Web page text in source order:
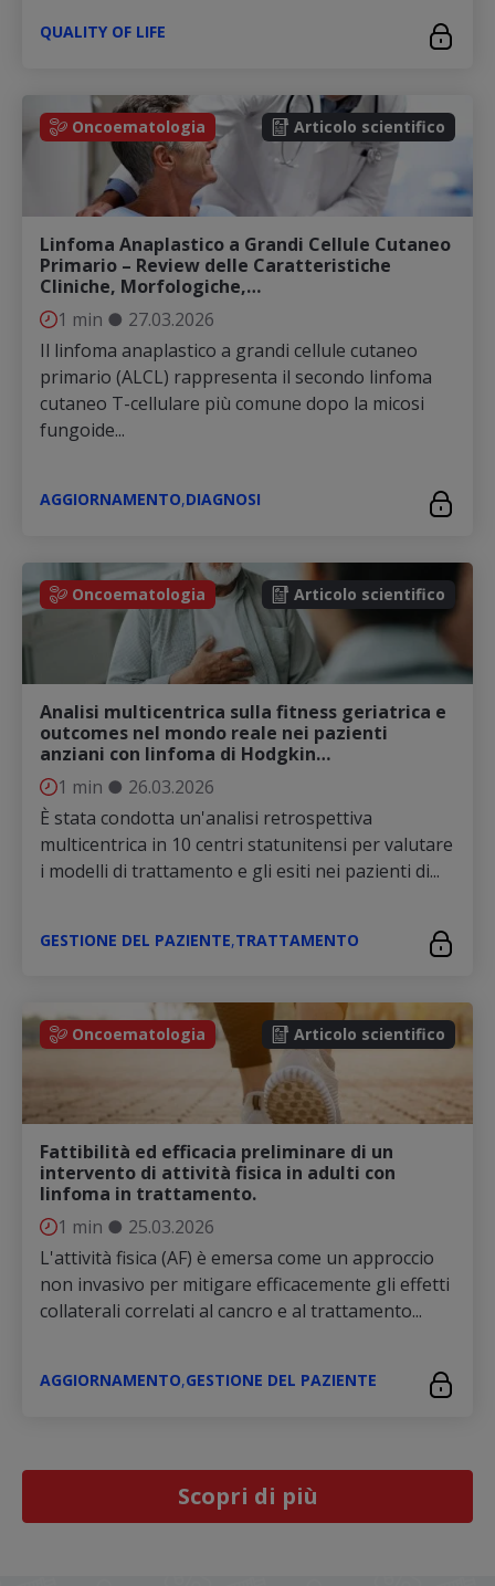
QUALITY OF LIFE
Oncoematologia Articolo scientifico
Linfoma Anaplastico a Grandi Cellule Cutaneo
Primario – Review delle Caratteristiche
Cliniche, Morfologiche,…
1 min ● 27.03.2026
Il linfoma anaplastico a grandi cellule cutaneo
primario (ALCL) rappresenta il secondo linfoma
cutaneo T-cellulare più comune dopo la micosi
fungoide...
AGGIORNAMENTO,DIAGNOSI
Oncoematologia Articolo scientifico
Analisi multicentrica sulla fitness geriatrica e
outcomes nel mondo reale nei pazienti
anziani con linfoma di Hodgkin…
1 min ● 26.03.2026
È stata condotta un'analisi retrospettiva
multicentrica in 10 centri statunitensi per valutare
i modelli di trattamento e gli esiti nei pazienti di...
GESTIONE DEL PAZIENTE,TRATTAMENTO
Oncoematologia Articolo scientifico
Fattibilità ed efficacia preliminare di un
intervento di attività fisica in adulti con
linfoma in trattamento.
1 min ● 25.03.2026
L'attività fisica (AF) è emersa come un approccio
non invasivo per mitigare efficacemente gli effetti
collaterali correlati al cancro e al trattamento...
AGGIORNAMENTO,GESTIONE DEL PAZIENTE
Scopri di più